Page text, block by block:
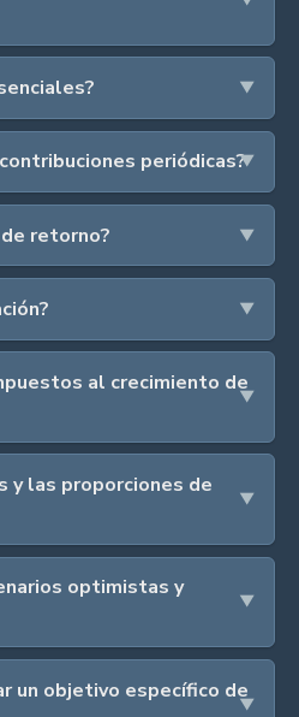
periódicas?
retorno?
al crecimiento de
y las proporciones de
optimistas y
un objetivo específico de